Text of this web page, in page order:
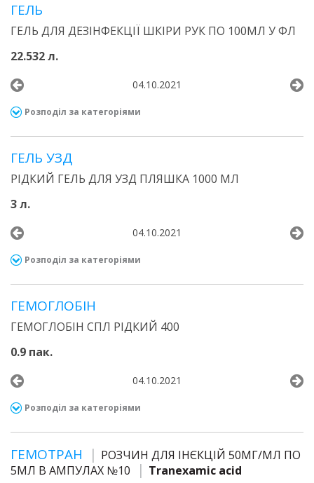
ГЕЛЬ
ГЕЛЬ ДЛЯ ДЕЗІНФЕКЦІЇ ШКІРИ РУК ПО 100МЛ У ФЛ
22.532 л.
04.10.2021
Розподіл за категоріями
ГЕЛЬ УЗД
РІДКИЙ ГЕЛЬ ДЛЯ УЗД ПЛЯШКА 1000 МЛ
3 л.
04.10.2021
Розподіл за категоріями
ГЕМОГЛОБІН
ГЕМОГЛОБІН СПЛ РІДКИЙ 400
0.9 пак.
04.10.2021
Розподіл за категоріями
ГЕМОТРАН
РОЗЧИН ДЛЯ ІНЄКЦІЙ 50МГ/МЛ ПО
5МЛ В АМПУЛАХ №10
Tranexamic acid